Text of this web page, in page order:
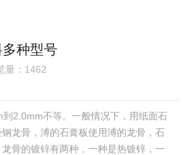
种型号
量：1462
2.0mm不等。一般情况下，用纸面石
龙骨，溥的石膏板使用溥的龙骨，石
骨的镀锌有两种，一种是热镀锌，一